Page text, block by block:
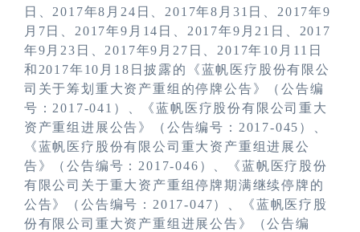
日、 2017年8 月 24 日、 2017年8 月 31 日、 2017年9
月 7 日、 2017年9 月 14 日、 2017年9 月 21 日、 2017
年9 月 23 日、 2017年9 月 27 日、 2017年10 月 11 日
和 2017年10 月 18 日披露的《蓝帆医疗股份有限公
司关于筹划重大资产重组的停牌公告》（公告编
号： 2017-041 ）、《蓝帆医疗股份有限公司重大
资产重组进展公告》（公告编号： 2017-045 ）、
《蓝帆医疗股份有限公司重大资产重组进展公
告》（公告编号： 2017-046 ）、《蓝帆医疗股份
有限公司关于重大资产重组停牌期满继续停牌的
公告》（公告编号： 2017-047）、《蓝帆医疗股
份有限公司重大资产重组进展公告》（公告编